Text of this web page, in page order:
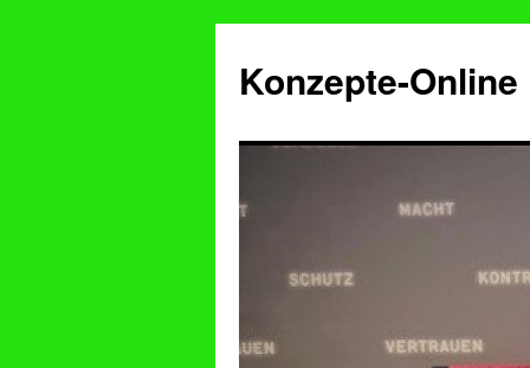
Konzepte-Online